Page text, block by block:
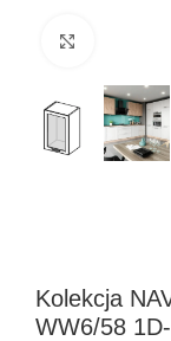
Zobacz
Kolekcja
WW6/58